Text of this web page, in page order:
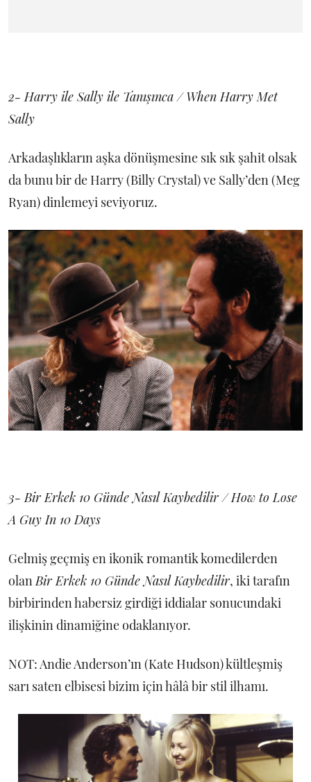
2- Harry ile Sally ile Tanışınca / When Harry Met
Sally
Arkadaşlıkların aşka dönüşmesine sık sık şahit olsak
da bunu bir de Harry (Billy Crystal) ve Sally’den (Meg
Ryan) dinlemeyi seviyoruz.
3- Bir Erkek 10 Günde Nasıl Kaybedilir / How to Lose
A Guy In 10 Days
Gelmiş geçmiş en ikonik romantik komedilerden
olan Bir Erkek 10 Günde Nasıl Kaybedilir, iki tarafın
birbirinden habersiz girdiği iddialar sonucundaki
ilişkinin dinamiğine odaklanıyor.
NOT: Andie Anderson’ın (Kate Hudson) kültleşmiş
sarı saten elbisesi bizim için hâlâ bir stil ilhamı.